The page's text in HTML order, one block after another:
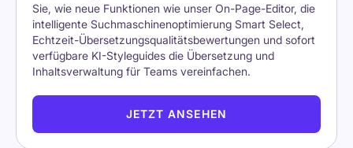
Sie, wie neue Funktionen wie unser On-Page-Editor, die
intelligente Suchmaschinenoptimierung Smart Select,
Echtzeit-Übersetzungsqualitätsbewertungen und sofort
verfügbare KI-Styleguides die Übersetzung und
Inhaltsverwaltung für Teams vereinfachen.
JETZT ANSEHEN